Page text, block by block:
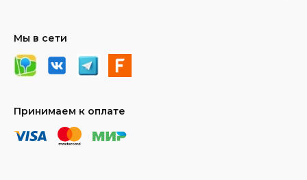
Мы в сети
Принимаем к оплате